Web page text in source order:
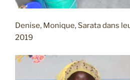
Denise, Monique, Sarata dans
2019